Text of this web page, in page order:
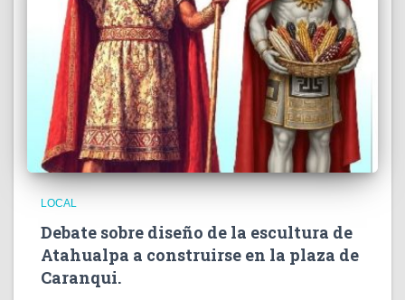
LOCAL
Debate sobre diseño de la escultura de
Atahualpa a construirse en la plaza de
Caranqui.